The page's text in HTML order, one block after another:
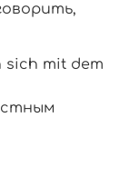
sich mit dem